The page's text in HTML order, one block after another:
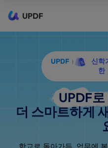
UPDF
UPDF 신학
한
UPDF
더 스마트하게